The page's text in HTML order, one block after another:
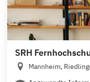
SRH
Mannheim,